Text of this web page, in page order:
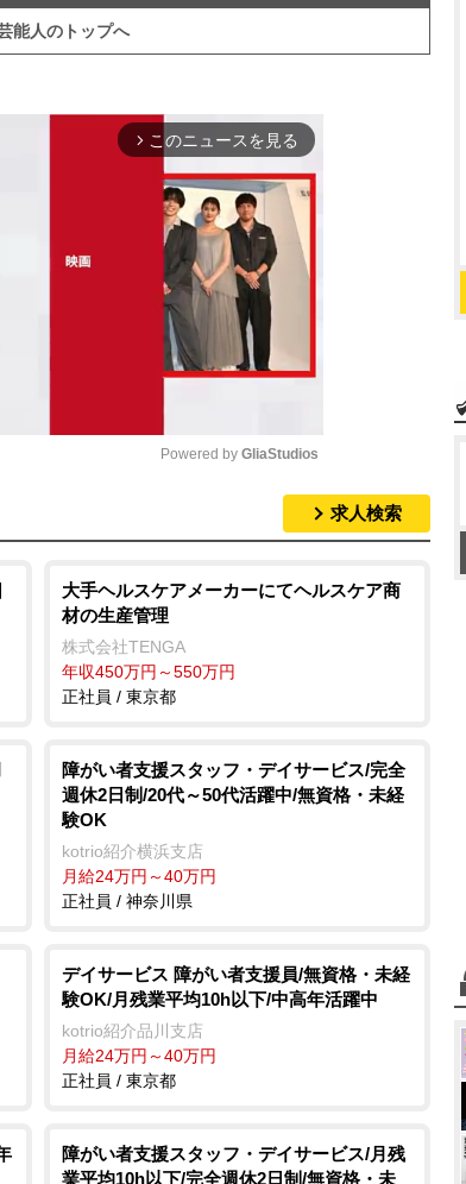
能人のトップへ
arrow_forward_ios このニュースを見る
t
Powered by GliaStudios
求人検索
大手ヘルスケアメーカーにてヘルスケア商
材の生産管理
株式会社TENGA
年収450万円～550万円
正社員 / 東京都
障がい者支援スタッフ・デイサービス/完全
週休2日制/20代～50代活躍中/無資格・未経
験OK
kotrio紹介横浜支店
月給24万円～40万円
正社員 / 神奈川県
デイサービス 障がい者支援員/無資格・未経
験OK/月残業平均10h以下/中高年活躍中
kotrio紹介品川支店
月給24万円～40万円
正社員 / 東京都
障がい者支援スタッフ・デイサービス/月残
業平均10h以下/完全週休2日制/無資格・未